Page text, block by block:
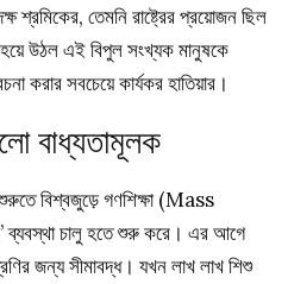
শ্রমিকের, তেমনি রাষ্ট্রের প্রয়োজন ছিল
হয়ে উঠল এই বিপুল সংখ্যক মানুষকে
করার সবচেয়ে কার্যকর হাতিয়ার।
বাধ্যতামূলক
বিশ্বজুড়ে গণশিক্ষা (Mass
ব্যবস্থা চালু হতে শুরু করে। এর আগে
জন্য সীমাবদ্ধ। যখন লাখ লাখ শিশু